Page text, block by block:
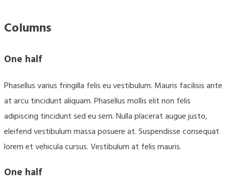
Columns
One half
Phasellus varius fringilla felis eu vestibulum. Mauris facilisis ante
at arcu tincidunt aliquam. Phasellus mollis elit non felis
adipiscing tincidunt sed eu sem. Nulla placerat augue justo,
eleifend vestibulum massa posuere at. Suspendisse consequat
lorem et vehicula cursus. Vestibulum at felis mauris.
One half